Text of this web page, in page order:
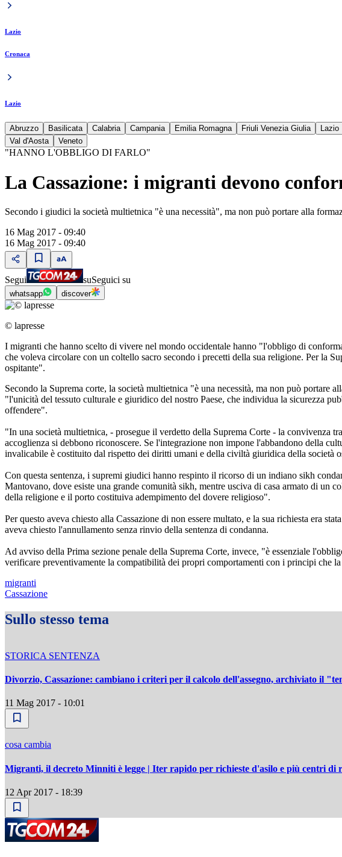
Lazio
Cronaca
Lazio
Abruzzo Basilicata Calabria Campania Emilia Romagna Friuli Venezia Giulia Lazio
Val d'Aosta
Veneto
"HANNO L'OBBLIGO DI FARLO"
La Cassazione: i migranti devono
Secondo i giudici la società multietnica "è una necessità", ma non può portare alla
16 Mag 2017 - 09:40
16 Mag 2017 - 09:40
Segui suSeguici su
whatsapp discover
© lapresse
I migranti che hanno scelto di vivere nel mondo occidentale hanno "l'obbligo di
che voleva circolare con un coltello sacro secondo i precetti della sua religione. Per la
ospitante".
Secondo la Suprema corte, la società multietnica "è una necessità, ma non può
"l'unicità del tessuto culturale e giuridico del nostro Paese, che individua la sicurezza
offendere".
"In una società multietnica, - prosegue il verdetto della Suprema Corte - la convivenza
accoglienza si debbono riconoscere. Se l'integrazione non impone l'abbandono della
invalicabile è costituito dal rispetto dei diritti umani e della civiltà giuridica della società
Con questa sentenza, i supremi giudici hanno respinto il ricorso di un indiano sikh
Mantovano, dove esiste una grande comunità sikh, mentre usciva di casa armato di
della religione e il porto costituiva adempimento del dovere religioso".
Per questo aveva chiesto alla Cassazione di non essere multato, e la sua richiesta era
aveva chiesto l'annullamento senza rinvio della sentenza di condanna.
Ad avviso della Prima sezione penale della Suprema Corte, invece, "è essenziale
verificare preventivamente la compatibilità dei propri comportamenti con i principi che
migranti
Cassazione
Sullo stesso tema
STORICA SENTENZA
Divorzio, Cassazione: cambiano i criteri per il calcolo dell'assegno, archiviato il
11 Mag 2017 - 10:01
cosa cambia
Migranti, il decreto Minniti è legge | Iter rapido per richieste d'asilo e più centri di
12 Apr 2017 - 18:39